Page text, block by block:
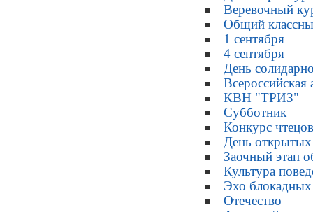
Веревочный
Общий
1 сентября
4 сентября
День
КВН "ТРИЗ"
Субботник
Конкурс
День
Заочный этап
Культура
Эхо
Отечество